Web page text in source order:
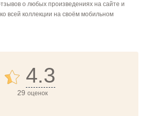
о любых произведениях на сайте и
всей коллекции на своём мобильном
4.3
29 оценок